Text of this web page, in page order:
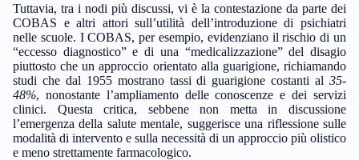
Tuttavia, tra i nodi più discussi, vi è la contestazione da parte dei
COBAS e altri attori sull’utilità dell’introduzione di psichiatri
nelle scuole. I COBAS, per esempio, evidenziano il rischio di un
“eccesso diagnostico” e di una “medicalizzazione” del disagio
piuttosto che un approccio orientato alla guarigione, richiamando
studi che dal 1955 mostrano tassi di guarigione costanti al 35-
48%, nonostante l’ampliamento delle conoscenze e dei servizi
clinici. Questa critica, sebbene non metta in discussione
l’emergenza della salute mentale, suggerisce una riflessione sulle
modalità di intervento e sulla necessità di un approccio più olistico
e meno strettamente farmacologico.